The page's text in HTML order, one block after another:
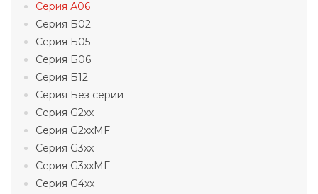
Серия А06
Серия Б02
Серия Б05
Серия Б06
Серия Б12
Серия Без серии
Серия G2xx
Серия G2xxMF
Серия G3xx
Серия G3xxMF
Серия G4xx